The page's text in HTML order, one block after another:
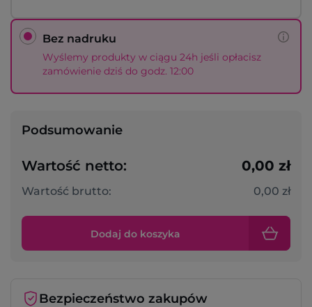
Bez nadruku
Wyślemy produkty w ciągu 24h jeśli opłacisz
zamówienie dziś do godz. 12:00
Podsumowanie
Wartość netto: 0,00 zł
Wartość brutto: 0,00 zł
Dodaj do koszyka
Bezpieczeństwo zakupów